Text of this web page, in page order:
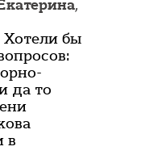
,
Хотели бы
да то
в